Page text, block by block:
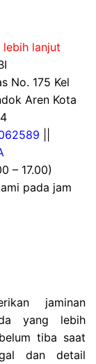
lanjut
No. 175 Kel
Aren Kota
– 17.00)
pada jam
jaminan
yang lebih
tiba saat
dan detail